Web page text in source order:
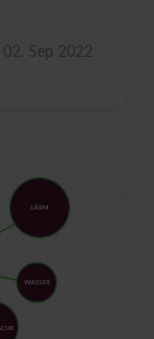
02. Sep 2022